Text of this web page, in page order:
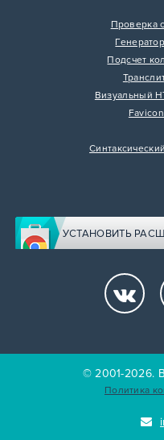
Проверка
Подсчет
Визуальный
УСТАНОВИТЬ
© 2001-2026.
Политика